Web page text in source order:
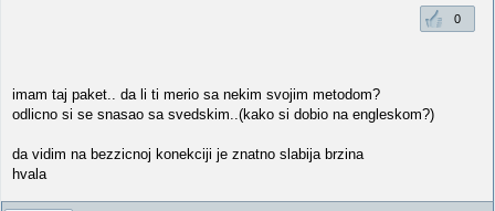
0
imam taj paket.. da li ti merio sa nekim svojim metodom?
odlicno si se snasao sa svedskim..(kako si dobio na engleskom?)
da vidim na bezzicnoj konekciji je znatno slabija brzina
hvala